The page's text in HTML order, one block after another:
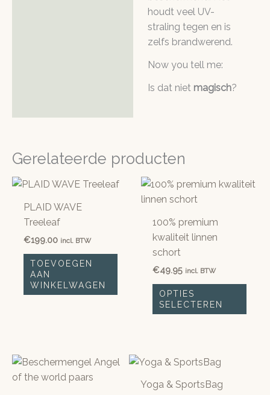
houdt veel UV-
straling tegen en is
zelfs brandwerend.
Now you tell me:
Is dat niet magisch?
Gerelateerde producten
PLAID WAVE
Treeleaf
€199.00 incl. BTW
TOEVOEGEN
AAN
WINKELWAGEN
100% premium
kwaliteit linnen
schort
€49.95 incl. BTW
OPTIES
SELECTEREN
Dit
heeft
Yoga & SportsBag